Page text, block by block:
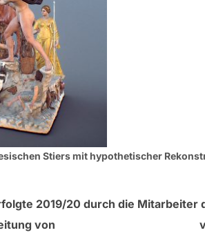
Stiers mit hypothetischer
2019/20 durch die Mitarbeiter
von